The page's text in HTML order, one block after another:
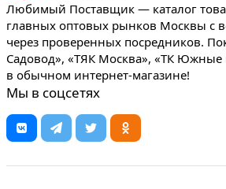
Любимый Поставщик — каталог
главных оптовых рынков Москвы с
через проверенных посредников.
Садовод», «ТЯК Москва», «ТК Южные
в обычном интернет-магазине!
Мы в соцсетях